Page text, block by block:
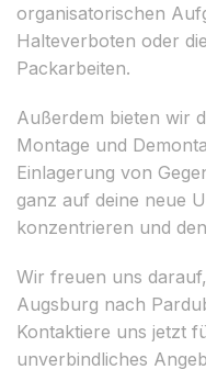
organisatorischen
Halteverboten oder
Packarbeiten.
Außerdem bieten wir
Montage und
Einlagerung von
ganz auf deine neue
konzentrieren und
Wir freuen uns
Augsburg nach
Kontaktiere uns jetzt
unverbindliches